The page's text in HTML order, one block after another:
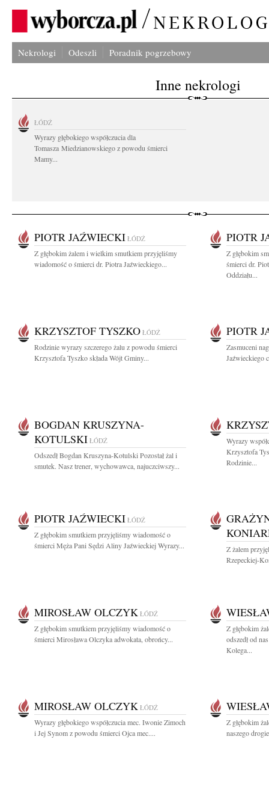
Nekrologi Odeszli Poradnik pogrzebowy
Inne nekrologi
ŁÓDŹ
Wyrazy głębokiego współczucia dla
Tomasza Miedzianowskiego z powodu śmierci
Mamy...
PIOTR JAŹWIECKI ŁÓDŹ
Z głębokim żalem i wielkim smutkiem przyjęliśmy
wiadomość o śmierci dr. Piotra Jaźwieckiego...
PIOTR
Z głębokim
śmierci dr.
Oddziału...
KRZYSZTOF TYSZKO ŁÓDŹ
Rodzinie wyrazy szczerego żalu z powodu śmierci
Krzysztofa Tyszko składa Wójt Gminy...
PIOTR
Zasmuceni
Jaźwieckiego
BOGDAN KRUSZYNA-
KOTULSKI ŁÓDŹ
Odszedł Bogdan Kruszyna-Kotulski Pozostał żal i
smutek. Nasz trener, wychowawca, najuczciwszy...
Wyrazy
Krzysztofa
Rodzinie...
PIOTR JAŹWIECKI ŁÓDŹ
Z głębokim smutkiem przyjęliśmy wiadomość o
śmierci Męża Pani Sędzi Aliny Jaźwieckiej Wyrazy...
Z żalem
Rzepeckiej-
MIROSŁAW OLCZYK ŁÓDŹ
Z głębokim smutkiem przyjęliśmy wiadomość o
śmierci Mirosława Olczyka adwokata, obrońcy...
Z głębokim
odszedł od
Kolega...
MIROSŁAW OLCZYK ŁÓDŹ
Wyrazy głębokiego współczucia mec. Iwonie Zimoch
i Jej Synom z powodu śmierci Ojca mec....
Z głębokim
naszego